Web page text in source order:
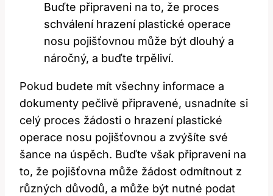
Buďte připraveni na to,‌ že ⁤proces ​
schválení hrazení plastické⁣ operace
nosu ⁣pojišťovnou může být dlouhý a
⁤náročný,⁣ a buďte trpěliví.
Pokud budete‌ mít všechny informace‍ a
dokumenty‍ pečlivě ​připravené,⁤ usnadníte si
celý proces ⁢žádosti o ⁢hrazení plastické⁣
operace ​nosu ⁤pojišťovnou a zvýšíte své
šance na úspěch. Buďte ⁢však připraveni ⁣na
to, že ​pojišťovna může žádost odmítnout⁤ z⁢
různých důvodů, a může být‍ nutné ⁤podat